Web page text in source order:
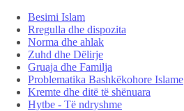
Besimi Islam
Rregulla dhe dispozita
Norma dhe ahlak
Zuhd dhe Dëlirje
Gruaja dhe Familja
Problematika Bashkëkohore Islame
Kremte dhe ditë të shënuara
Hytbe - Të ndryshme